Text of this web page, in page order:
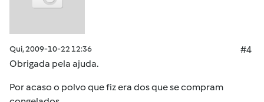
Qui, 2009-10-22 12:36
#4
Obrigada pela ajuda.
Por acaso o polvo que fiz era dos que se compram